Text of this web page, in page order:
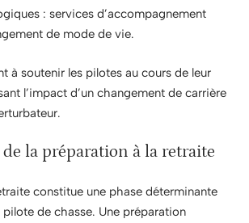
: services d’accompagnement
de mode de vie.
à soutenir les pilotes au cours de leur
l’impact d’un changement de carrière
de la préparation à la retraite
constitue une phase déterminante
pilote de chasse. Une préparation